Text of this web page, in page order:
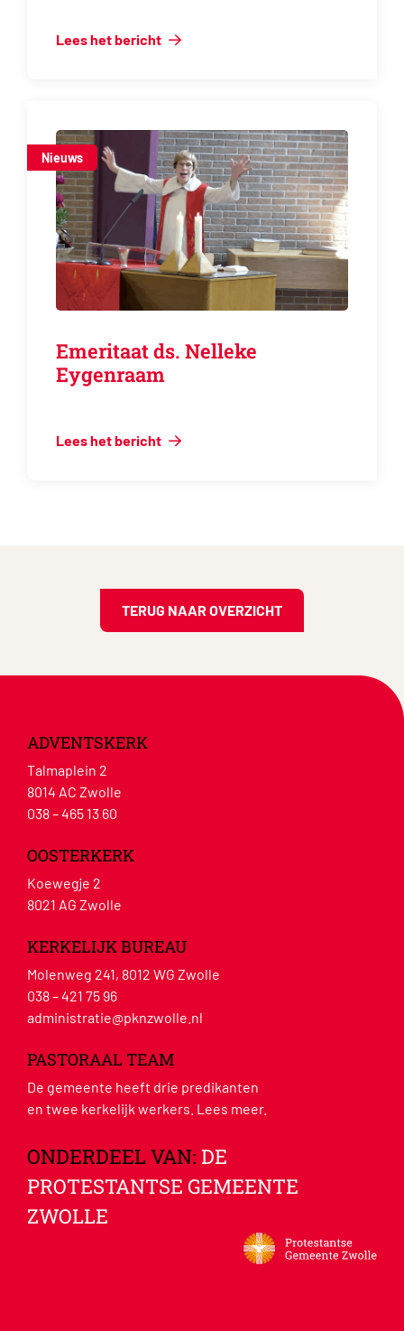
Lees het bericht
Nieuws
Emeritaat ds. Nelleke
Eygenraam
Lees het bericht
TERUG NAAR OVERZICHT
ADVENTSKERK
Talmaplein 2
8014 AC Zwolle
038 – 465 13 60
OOSTERKERK
Koewegje 2
8021 AG Zwolle
KERKELIJK BUREAU
Molenweg 241, 8012 WG Zwolle
038 – 421 75 96
administratie@pknzwolle.nl
PASTORAAL TEAM
De gemeente heeft drie predikanten
en twee kerkelijk werkers. Lees meer.
ONDERDEEL VAN: DE
PROTESTANTSE GEMEENTE
ZWOLLE